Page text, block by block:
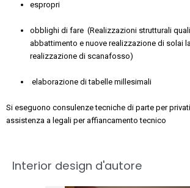
espropri
obblighi di fare (Realizzazioni strutturali
abbattimento e nuove realizzazione di solai
realizzazione di scanafosso)
elaborazione di tabelle millesimali
Si eseguono consulenze tecniche di parte per
assistenza a legali per affiancamento tecnico
Interior design d'autore